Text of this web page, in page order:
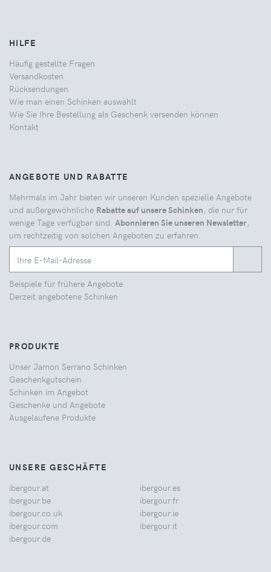
HILFE
Häufig gestellte Fragen
Versandkosten
Rücksendungen
Wie man einen Schinken auswählt
Wie Sie Ihre Bestellung als Geschenk versenden können
Kontakt
ANGEBOTE UND RABATTE
Mehrmals im Jahr bieten wir unseren Kunden spezielle Angebote
und außergewöhnliche Rabatte auf unsere Schinken, die nur für
wenige Tage verfügbar sind. Abonnieren Sie unseren Newsletter,
um rechtzeitig von solchen Angeboten zu erfahren.
Beispiele für frühere Angebote
Derzeit angebotene Schinken
PRODUKTE
Unser Jamon Serrano Schinken
Geschenkgutschein
Schinken im Angebot
Geschenke und Angebote
Ausgelaufene Produkte
UNSERE GESCHÄFTE
ibergour.at
ibergour.be
ibergour.co.uk
ibergour.com
ibergour.de
ibergour.es
ibergour.fr
ibergour.ie
ibergour.it